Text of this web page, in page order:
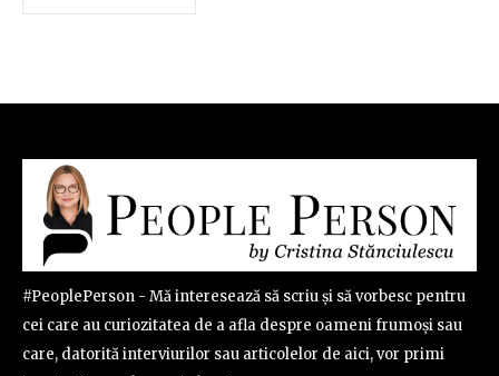
#PeoplePerson - Mă interesează să scriu și să vorbesc pentru
cei care au curiozitatea de a afla despre oameni frumoși sau
care, datorită interviurilor sau articolelor de aici, vor primi